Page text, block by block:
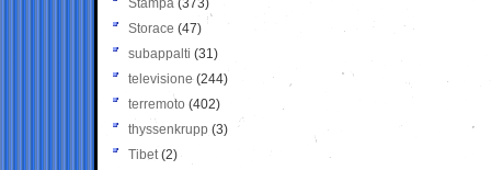
Stampa (373)
Storace (47)
subappalti (31)
televisione(244)
terremoto (402)
thyssenkrupp (3)
Tibet(2)